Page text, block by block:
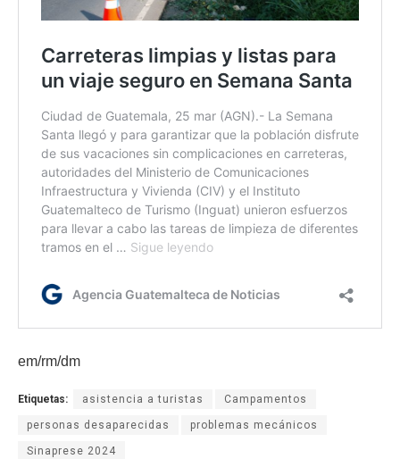
em/rm/dm
Etiquetas: asistencia a turistas Campamentos
personas desaparecidas problemas mecánicos
Sinaprese 2024